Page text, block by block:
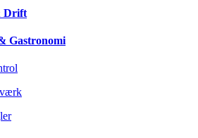
Drift
Gastronomi